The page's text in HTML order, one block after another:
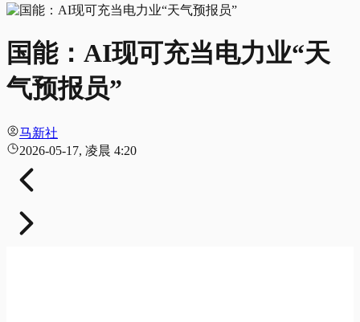
国能：AI现可充当电力业“天
气预报员”
马新社
2026-05-17, 凌晨 4:20